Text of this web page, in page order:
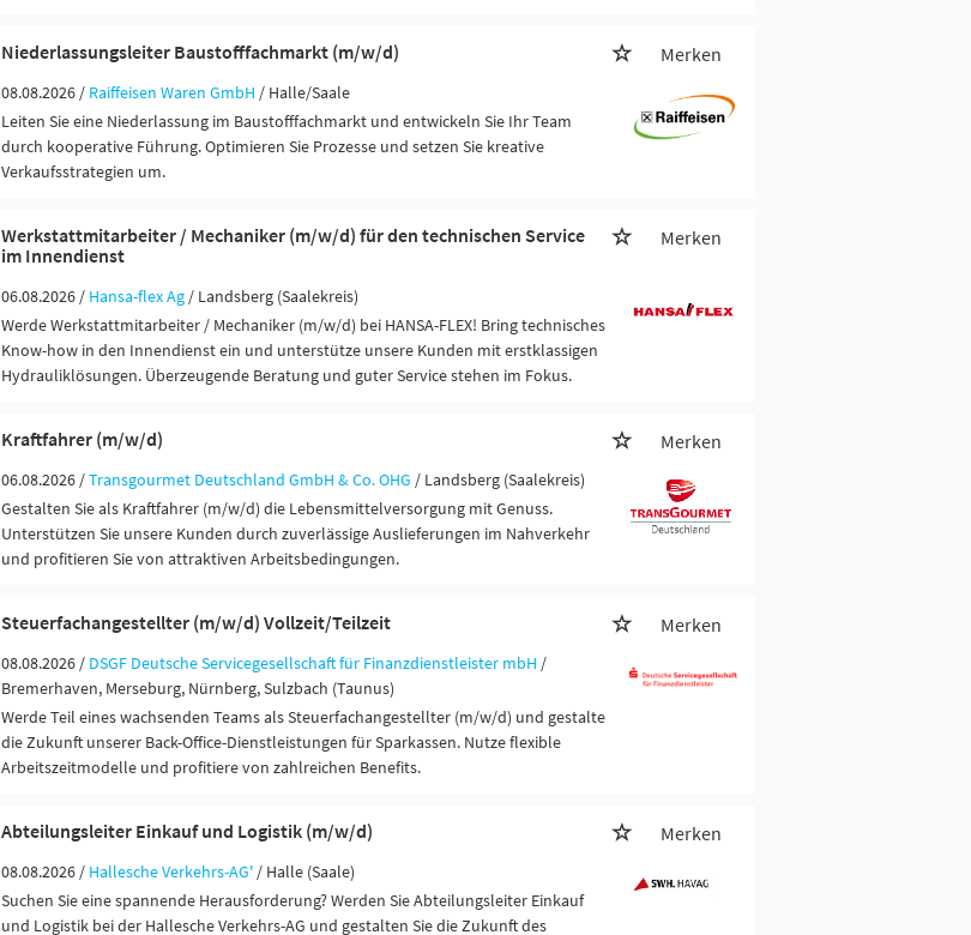
Niederlassungsleiter Baustofffachmarkt (m/w/d) Merken
08.08.2026 / Raiffeisen Waren GmbH / Halle/Saale
Leiten Sie eine Niederlassung im Baustofffachmarkt und entwickeln Sie Ihr Team
durch kooperative Führung. Optimieren Sie Prozesse und setzen Sie kreative
Verkaufsstrategien um.
Werkstattmitarbeiter / Mechaniker (m/w/d) für den technischen Service
im Innendienst
Merken
06.08.2026 / Hansa-flex Ag / Landsberg (Saalekreis)
Werde Werkstattmitarbeiter / Mechaniker (m/w/d) bei HANSA-FLEX! Bring technisches
Know-how in den Innendienst ein und unterstütze unsere Kunden mit erstklassigen
Hydrauliklösungen. Überzeugende Beratung und guter Service stehen im Fokus.
Kraftfahrer (m/w/d) Merken
06.08.2026 /Transgourmet Deutschland GmbH & Co. OHG / Landsberg (Saalekreis)
Gestalten Sie als Kraftfahrer (m/w/d) die Lebensmittelversorgung mit Genuss.
Unterstützen Sie unsere Kunden durch zuverlässige Auslieferungen im Nahverkehr
und profitieren Sie von attraktiven Arbeitsbedingungen.
Steuerfachangestellter (m/w/d) Vollzeit/Teilzeit Merken
08.08.2026 / DSGF Deutsche Servicegesellschaft für Finanzdienstleister mbH /
Bremerhaven, Merseburg, Nürnberg, Sulzbach (Taunus)
Werde Teil eines wachsenden Teams als Steuerfachangestellter (m/w/d) und gestalte
die Zukunft unserer Back-Office-Dienstleistungen für Sparkassen. Nutze flexible
Arbeitszeitmodelle und profitiere von zahlreichen Benefits.
Abteilungsleiter Einkauf und Logistik (m/w/d) Merken
08.08.2026 / Hallesche Verkehrs-AG' / Halle (Saale)
Suchen Sie eine spannende Herausforderung? Werden Sie Abteilungsleiter Einkauf
und Logistik bei der Hallesche Verkehrs-AG und gestalten Sie die Zukunft des